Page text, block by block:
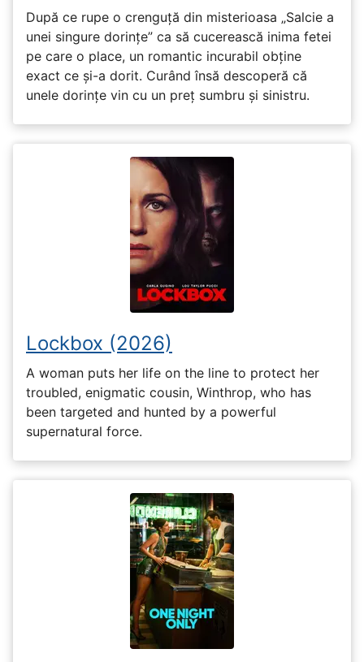
După ce rupe o crenguță din misterioasa „Salcie a
unei singure dorințe” ca să cucerească inima fetei
pe care o place, un romantic incurabil obține
exact ce și-a dorit. Curând însă descoperă că
unele dorințe vin cu un preț sumbru și sinistru.
Lockbox (2026)
A woman puts her life on the line to protect her
troubled, enigmatic cousin, Winthrop, who has
been targeted and hunted by a powerful
supernatural force.